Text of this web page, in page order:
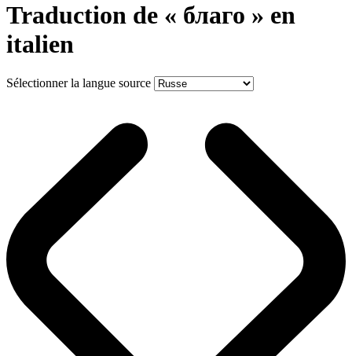
Traduction de « благо » en
italien
Sélectionner la langue source